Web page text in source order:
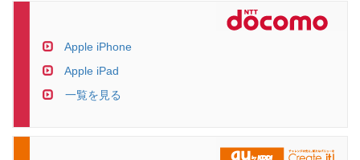
Apple iPhone
Apple iPad
一覧を見る